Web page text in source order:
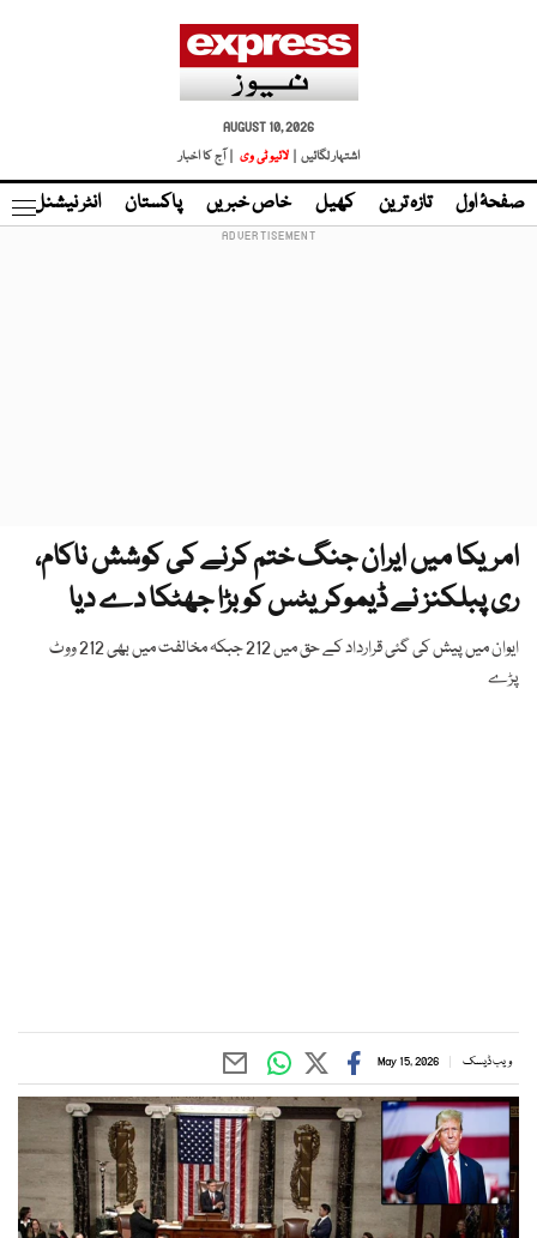
AUGUST 10, 2026
اشتہار لگائیں |
لائیو ٹی وی | آج کا اخبار
صفحۂ اول تازہ ترین کھیل خاص خبریں پاکستان انٹر نیشنل
امریکا میں ایران جنگ ختم کرنے کی کوشش ناکام،
ری پبلکنز نے ڈیموکریٹس کو بڑا جھٹکا دے دیا
ایوان میں پیش کی گئی قرارداد کے حق میں 212 جبکہ مخالفت میں بھی 212 ووٹ
پڑے
ویب ڈیسک May 15, 2026